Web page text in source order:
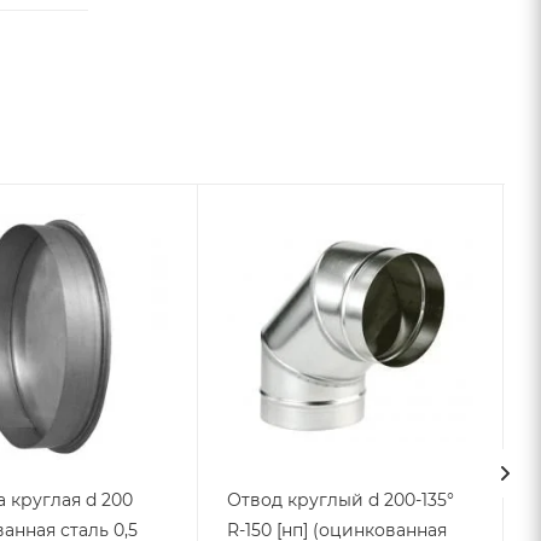
круглая d 200
сталь 0,5
Отвод круглый d 200-135°
R-150 [нп] (оцинкованная